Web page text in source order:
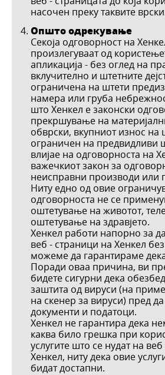
насочен преку таквите
Општо одрекување
Секоја одговорност на
произлегуваат од
апликација - без оглед на
вклучително и штетните
ограничена на штети
намера или груба
што Хенкел е законски
прекршување на
обврски, вкупниот износ на
ограничен на предвидливи
влијае на одговорноста на
важечкиот закон за
неисправни производи или
Ниту едно од овие
одговорноста не се
оштетување на животот,
оштетување на здравјето.
Хенкел работи напорно за
веб - страници на Хенкел
можеме да гарантираме
Поради оваа причина, ви
бидете сигурни дека
заштита од вируси (на
на скенер за вируси) пред
документи и податоци.
Хенкел не гарантира дека
каква било грешка при
услугите што се нудат на
Хенкел, ниту дека овие
бидат достапни.